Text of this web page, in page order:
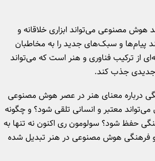
هوش مصنوعی می‌تواند ابزاری خلاقانه و
پیام‌ها و سبک‌های جدید را به مخاطبان
از ترکیب فناوری و هنر است که می‌تواند
جذب کند.
درباره معنای هنر در عصر هوش مصنوعی
معتبر و انسانی تلقی شود؟ و چگونه
حفظ شود؟ سولومون ری اکنون نه تنها به
و فرهنگی هوش مصنوعی در هنر تبدیل شده